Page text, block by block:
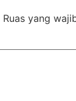
Ruas yang